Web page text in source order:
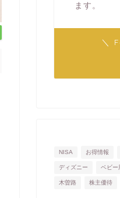
ます。
＼
NISA お得情報
ディズニー ベビー
木曽路 株主優待